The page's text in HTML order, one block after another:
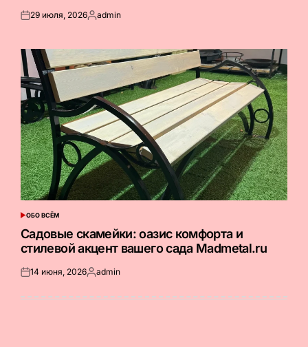
Опубликовано
29 июля, 2026Запись
admin
ОПУБЛИКОВАНО
ОБО ВСЁМ
Садовые скамейки: оазис комфорта и
стилевой акцент вашего сада Madmetal.ru
Опубликовано
14 июня, 2026Запись
admin